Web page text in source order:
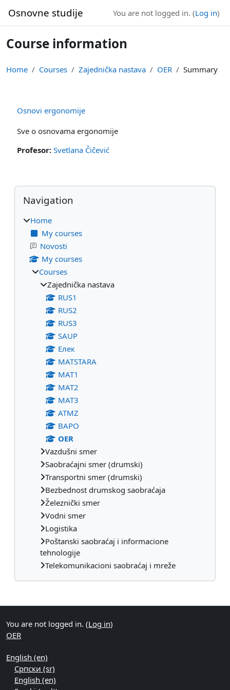
Osnovne studije You are not logged in. (Log in)
Course information
Home Courses Zajednička nastava OER Summary
Osnovi ergonomije
Sve o osnovama ergonomije
Profesor: Svetlana Čičević
Blocks
Skip Navigation
Navigation
Home
My courses
Novosti
My courses
Courses
Zajednička nastava
RUS1
RUS2
RUS3
SAUP
Eлек
МАТSTARA
МАТ1
МАТ2
МАТ3
ATMZ
BAPO
OER
Vazdušni smer
Saobraćajni smer (drumski)
Transportni smer (drumski)
Bezbednost drumskog saobraćaja
Železnički smer
Vodni smer
Logistika
Poštanski saobraćaj i informacione
tehnologije
Telekomunikacioni saobraćaj i mreže
Supplementary blocks
You are not logged in. (Log in)
OER
English ‎(en)‎
Српски ‎(sr)‎
English ‎(en)‎